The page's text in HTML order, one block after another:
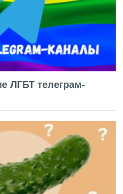
ЛГБТ телеграм-